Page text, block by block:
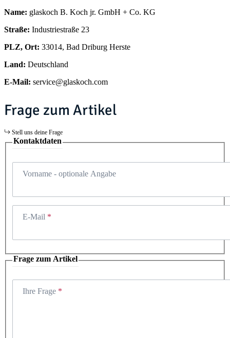
Name: glaskoch B. Koch jr. GmbH + Co. KG
Straße: Industriestraße 23
PLZ, Ort: 33014, Bad Driburg Herste
Land: Deutschland
E-Mail: service@glaskoch.com
Frage zum Artikel
Stell uns deine Frage
Kontaktdaten
Vorname - optionale Angabe
E-Mail
Frage zum Artikel
Ihre Frage